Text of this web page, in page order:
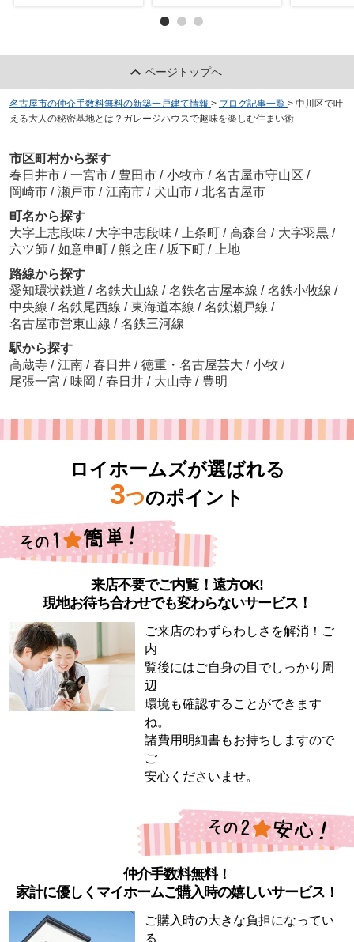
ページトップへ
名古屋市の仲介手数料無料の新築一戸建て情報 > ブログ記事一覧 > 中川区で叶
える大人の秘密基地とは？ガレージハウスで趣味を楽しむ住まい術
市区町村から探す
春日井市 / 一宮市 / 豊田市 / 小牧市 / 名古屋市守山区 /
岡崎市 / 瀬戸市 / 江南市 / 犬山市 / 北名古屋市
町名から探す
大字上志段味 / 大字中志段味 / 上条町 / 高森台 / 大字羽黒 /
六ツ師 / 如意申町 / 熊之庄 / 坂下町 /
上地
路線から探す
愛知環状鉄道 / 名鉄犬山線 / 名鉄名古屋本線 / 名鉄小牧線 /
中央線 / 名鉄尾西線 / 東海道本線 / 名鉄瀬戸線 /
名古屋市営東山線 / 名鉄三河線
駅から探す
高蔵寺 / 江南 / 春日井 / 徳重・名古屋芸大 / 小牧 /
尾張一宮 / 味岡 / 春日井 / 大山寺 / 豊明
ロイホームズが選ばれる
3つのポイント
来店不要でご内覧！遠方OK!
現地お待ち合わせでも変わらないサービス！
ご来店のわずらわしさを解消！ご
内
覧後にはご自身の目でしっかり周
辺
環境も確認することができます
ね。
諸費用明細書もお持ちしますので
ご
安心くださいませ。
仲介手数料無料！
家計に優しくマイホームご購入時の嬉しいサービス！
ご購入時の大きな負担になってい
る